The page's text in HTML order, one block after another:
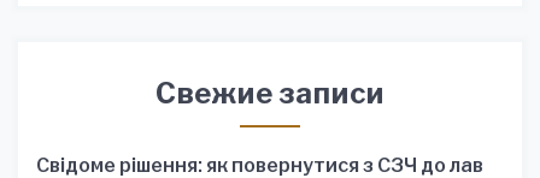
Свежие записи
Свідоме рішення: як повернутися з СЗЧ до лав